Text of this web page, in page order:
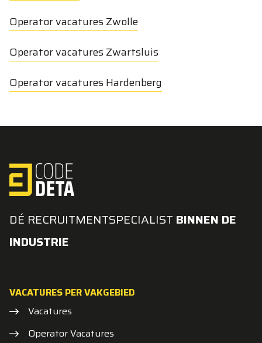
Operator vacatures Zwolle
Operator vacatures Zwartsluis
Operator vacatures Hardenberg
DÉ RECRUITMENTSPECIALIST BINNEN DE
INDUSTRIE
VACATURES PER VAKGEBIED
Vacatures
Operator Vacatures